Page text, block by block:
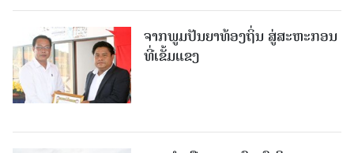
ຈາກພູມປັນຍາທ້ອງຖິ່ນ ສູ່ສະຫະກອນ
ທີ່ເຂັ້ມແຂງ